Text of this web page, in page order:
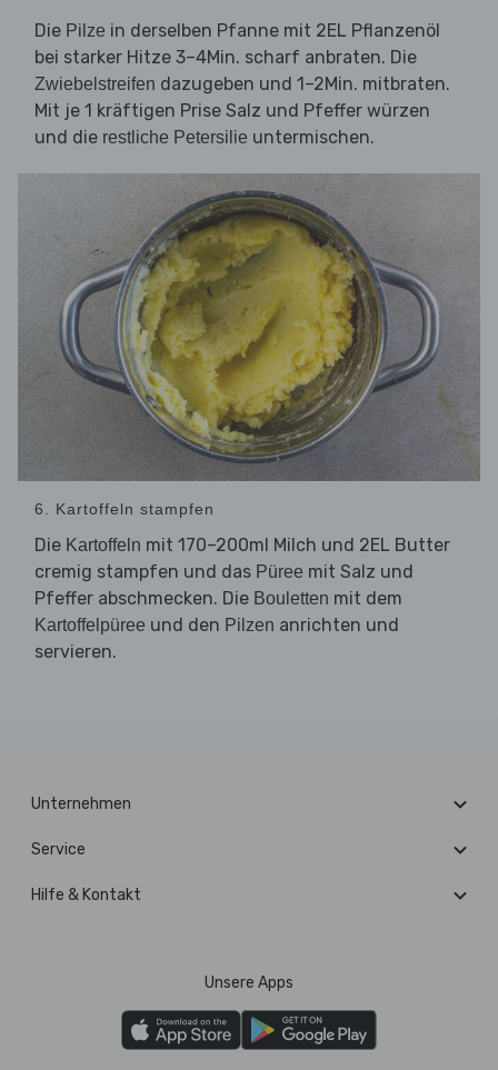
Die Pilze in derselben Pfanne mit 2EL Pflanzenöl
bei starker Hitze 3–4Min. scharf anbraten. Die
Zwiebelstreifen dazugeben und 1–2Min. mitbraten.
Mit je 1 kräftigen Prise Salz und Pfeffer würzen
und die restliche Petersilie untermischen.
6. Kartoffeln stampfen
Die Kartoffeln mit 170–200ml Milch und 2EL Butter
cremig stampfen und das Püree mit Salz und
Pfeffer abschmecken. Die Bouletten mit dem
Kartoffelpüree und den Pilzen anrichten und
servieren.
Unternehmen
Service
Hilfe & Kontakt
Unsere Apps